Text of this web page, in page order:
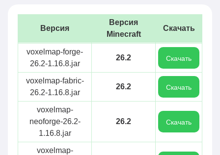
Версия
Версия
Minecraft
Скачать
voxelmap-forge-
26.2-1.16.8.jar
26.2 Скачать
voxelmap-fabric-
26.2-1.16.8.jar
26.2 Скачать
voxelmap-
neoforge-26.2-
1.16.8.jar
26.2 Скачать
voxelmap-